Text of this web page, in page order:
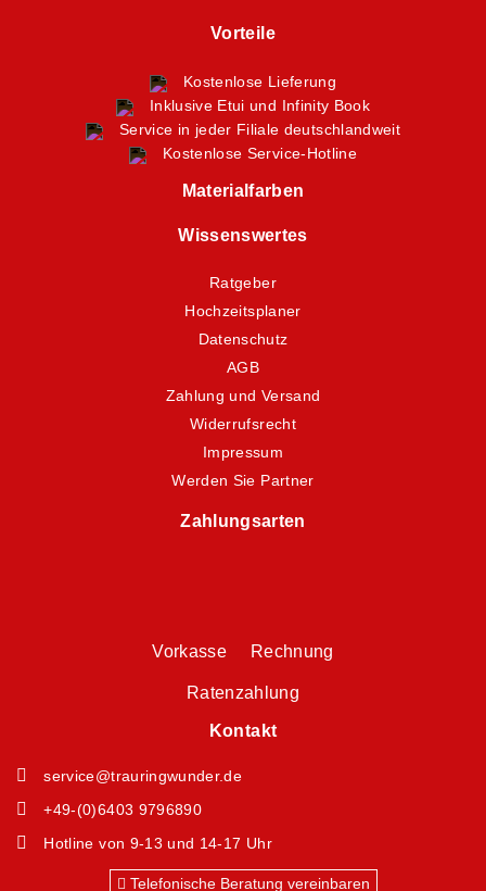
Vorteile
Kostenlose Lieferung
Inklusive Etui und Infinity Book
Service in jeder Filiale deutschlandweit
Kostenlose Service-Hotline
Materialfarben
Wissenswertes
Ratgeber
Hochzeitsplaner
Datenschutz
AGB
Zahlung und Versand
Widerrufsrecht
Impressum
Werden Sie Partner
Zahlungsarten
Vorkasse Rechnung
Ratenzahlung
Kontakt
service@trauringwunder.de
+49-(0)6403 9796890
Hotline von 9-13 und 14-17 Uhr
Telefonische Beratung vereinbaren